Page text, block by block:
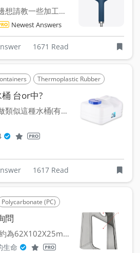
各位前輩好， 小弟這邊想請教一些加工的問題。 ...
Newest Answers
1671 Read
Thermoplastic Rubber
台or中?
各位前輩好 最近需要做類似這種水桶(有可能要再設變) ...
1617 Read
Polycarbonate (PC)
問
透明PC開模射出 尺寸約為62X102X25mm 但為了...
生命